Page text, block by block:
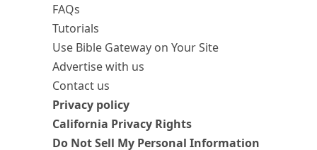
FAQs
Tutorials
Use Bible Gateway on Your Site
Advertise with us
Contact us
Privacy policy
California Privacy Rights
Do Not Sell My Personal Information